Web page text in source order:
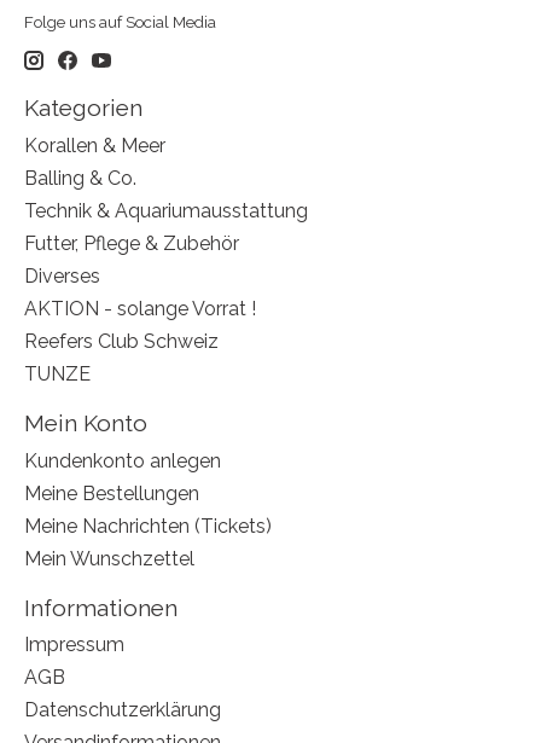
Folge uns auf Social Media
Kategorien
Korallen & Meer
Balling & Co.
Technik & Aquariumausstattung
Futter, Pflege & Zubehör
Diverses
AKTION - solange Vorrat !
Reefers Club Schweiz
TUNZE
Mein Konto
Kundenkonto anlegen
Meine Bestellungen
Meine Nachrichten (Tickets)
Mein Wunschzettel
Informationen
Impressum
AGB
Datenschutzerklärung